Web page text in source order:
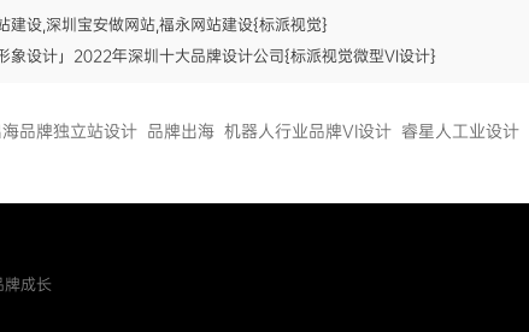
建设,深圳宝安做网站,福永网站建设{标派视觉}
象设计」2022年深圳十大品牌设计公司{标派视觉微型VI设计}
品牌独立站设计 品牌出海 机器人行业品牌VI设计 睿星人工业设计
牌成长